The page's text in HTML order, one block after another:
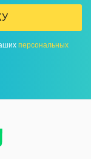
персональных